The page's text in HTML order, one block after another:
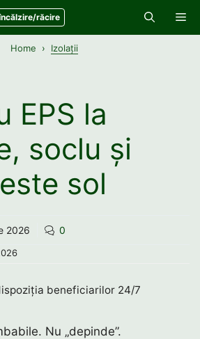
răcire
Home Izolații
EPS la
soclu și
sol
2026 0
beneficiarilor 24/7
Nu „depinde”.